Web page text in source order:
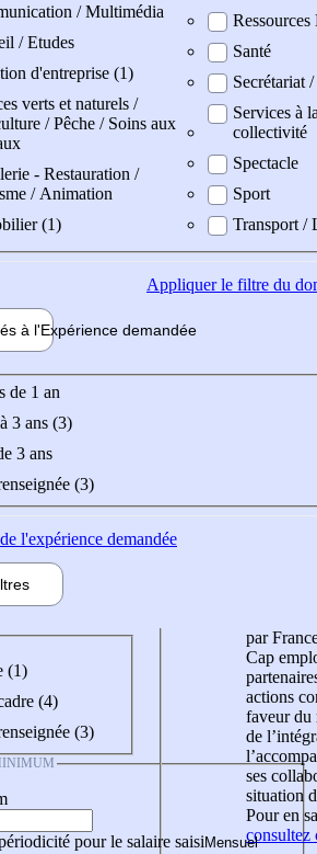
/ Multimédia
/ Etudes
d'entreprise (1)
verts et naturels /
/ Pêche / Soins aux
- Restauration /
/ Animation
(1)
Santé
Secrétariat
Services à
collectivité
Spectacle
Sport
Transport /
Appliquerle filtre du
à l'Expérience demandée
de 1 an
3 ans (3)
3 ans
(3)
l'expérience demandée
(1)
(4)
(3)
pour le salaire saisi
par
Cap
actions
faveur du
de
ses
situation
Pour en
consultez